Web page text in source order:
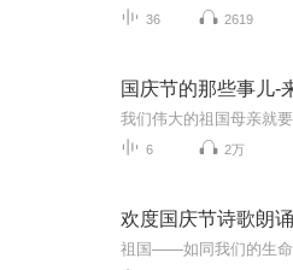
36 2619
国庆节的那些事儿-
6 2万
欢度国庆节诗歌朗